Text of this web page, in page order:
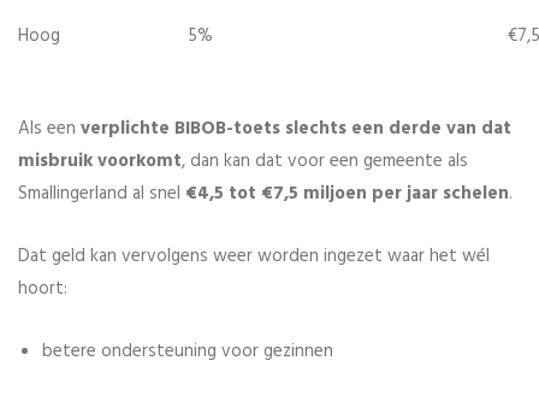
Hoog 5%
Als een verplichte BIBOB-toets slechts een derde van dat
misbruik voorkomt, dan kan dat voor een gemeente als
Smallingerland al snel €4,5 tot €7,5 miljoen per jaar schelen.
Dat geld kan vervolgens weer worden ingezet waar het wél
hoort:
betere ondersteuning voor gezinnen